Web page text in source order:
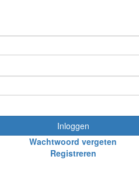
Inloggen
Wachtwoord vergeten
Registreren